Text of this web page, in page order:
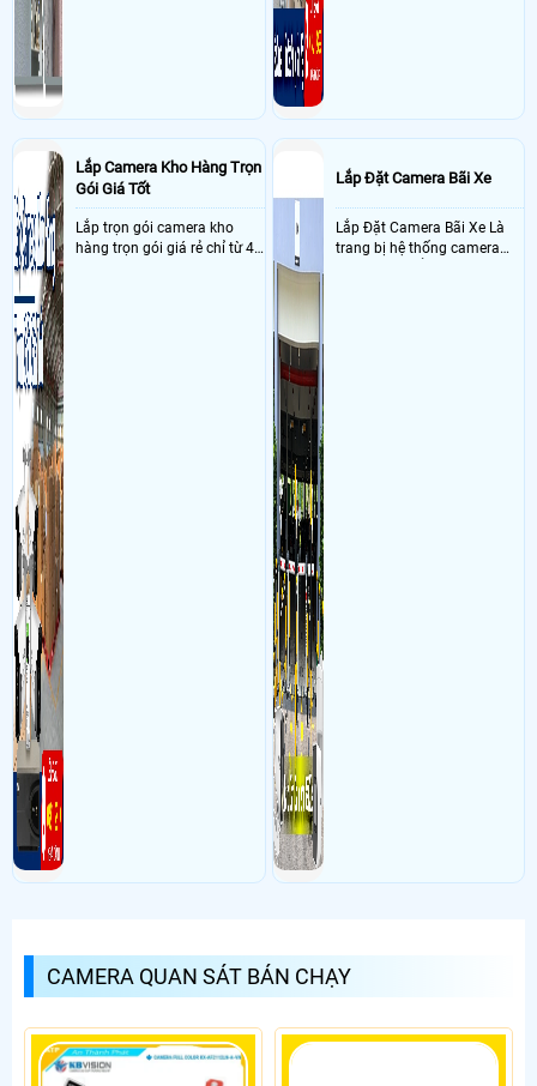
Lắp Camera Kho Hàng Trọn
Gói Giá Tốt
Lắp trọn gói camera kho
hàng trọn gói giá rẻ chỉ từ 4
Lắp Đặt Camera Bãi Xe
Lắp Đặt Camera Bãi Xe Là
trang bị hệ thống camera
CAMERA QUAN SÁT BÁN CHẠY